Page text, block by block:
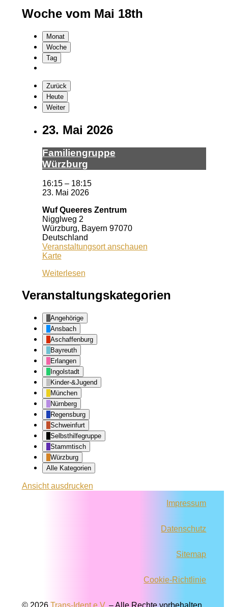
Woche vom Mai 18th
Monat
Woche
Tag
Zurück
Heute
Weiter
23. Mai 2026
Fa­mi­li­en­grup­pe
Würz­burg
16:15 – 18:15
23. Mai 2026
Wuf Queeres Zentrum
Nigglweg 2
Würzburg, Bayern 97070
Deutschland
Veranstaltungsort anschauen
KarteWuf
Zentrum
Weiterlesen
Veranstaltungskategorien
Angehörige
Ansbach
Aschaffenburg
Bayreuth
Erlangen
Ingolstadt
Kinder-&Jugend
München
Nürnberg
Regensburg
Schweinfurt
Selbsthilfegruppe
Stammtisch
Würzburg
Alle Kategorien
Ansichtausdrucken
Impressum
Datenschutz
Sitemap
Cookie-Richtlinie
© 2026 Trans-Ident e.V. – Alle Rechte vorbehalten